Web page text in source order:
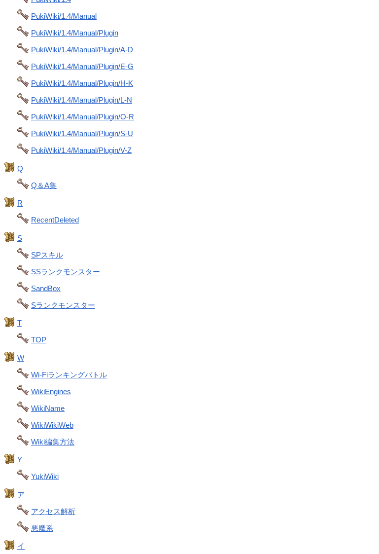
PukiWiki/1.4/Manual
PukiWiki/1.4/Manual/Plugin
PukiWiki/1.4/Manual/Plugin/A-D
PukiWiki/1.4/Manual/Plugin/E-G
PukiWiki/1.4/Manual/Plugin/H-K
PukiWiki/1.4/Manual/Plugin/L-N
PukiWiki/1.4/Manual/Plugin/O-R
PukiWiki/1.4/Manual/Plugin/S-U
PukiWiki/1.4/Manual/Plugin/V-Z
Q
Q＆A集
R
RecentDeleted
S
SPスキル
SSランクモンスター
SandBox
Sランクモンスター
T
TOP
W
Wi-Fiランキングバトル
WikiEngines
WikiName
WikiWikiWeb
Wiki編集方法
Y
YukiWiki
ア
アクセス解析
悪魔系
イ